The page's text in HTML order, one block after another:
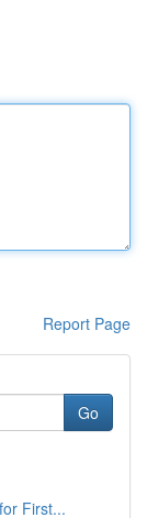
Report Page
Go
First...